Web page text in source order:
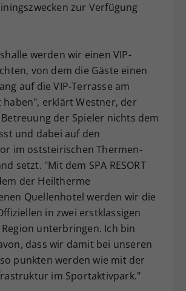
zur Verfügung
werden wir einen VIP-
von dem die Gäste einen
auf die VIP-Terrasse am
haben", erklärt Westner, der
der Spieler nichts dem
und dabei auf den
im oststeirischen Thermen-
setzt. "Mit dem SPA RESORT
der Heiltherme
Quellenhotel werden wir die
in zwei erstklassigen
unterbringen. Ich bin
dass wir damit bei unseren
punkten werden wie mit der
im Sportaktivpark."